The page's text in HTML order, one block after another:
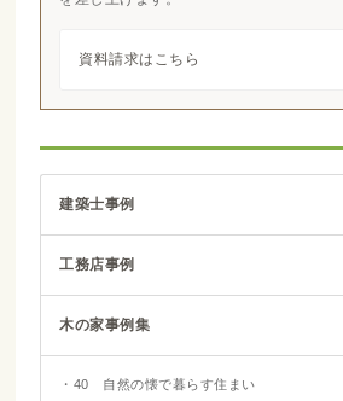
資料請求はこちら
建築士事例
工務店事例
木の家事例集
・40 自然の懐で暮らす住まい